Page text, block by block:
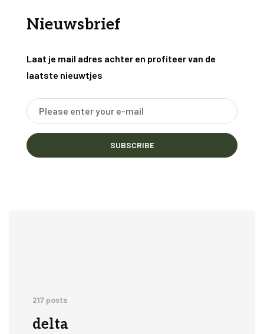
Nieuwsbrief
Laat je mail adres achter en profiteer van de
laatste nieuwtjes
SUBSCRIBE
217 posts
delta